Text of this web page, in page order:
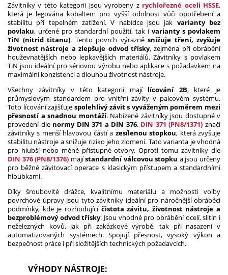
Závitníky v této kategorii jsou vyrobeny z rychlořezné oceli HSSE,
která je legována kobaltem pro vyšší odolnost vůči opotřebení a
stabilitu při tepelném zatížení. V nabídce jsou jak varianty bez
povlaku, určené pro standardní použití, tak i varianty s povlakem
TiN (nitrid titanu). Tento povrch výrazně snižuje tření, zvyšuje
životnost nástroje a zlepšuje odvod třísky, zejména při obrábění
houževnatějších nebo lepkavějších materiálů. Závitníky s povlakem
TiN jsou ideální pro sériovou výrobu nebo aplikace s požadavkem na
maximální konzistenci a dlouhou životnost nástroje.
Všechny závitníky v této kategorii mají lícování 2B, které je
průmyslovým standardem pro vnitřní závity v palcovém systému.
Toto lícování zajišťuje spolehlivý závit s vyváženým poměrem mezi
přesností a snadnou montáží. Nabízené závitníky jsou dostupné v
provedení dle normy DIN 371 a DIN 376. DIN 371 (PN8/1371) značí
závitníky s menší hlavovou částí a zesílenou stopkou, která zvyšuje
stabilitu nástroje a snižuje riziko jeho zlomení. Tato varianta je vhodná
pro hlubší nebo méně přístupné otvory. Oproti tomu závitníky dle
DIN 376 (PN8/1376) majístandardní válcovou stopku a jsou určeny
pro běžné závitovací operace s klasickým přístupem a standardními
hloubkami.
Díky šroubovité drážce, kvalitnímu materiálu a možnosti volby
povrchové úpravy jsou tyto závitníky ideální pro náročnější obráběcí
podmínky, kde je rozhodující čistota závitu, životnost nástroje a
bezproblémový odvod třísky. Jsou vhodné pro obrábění ocelí, slitin i
neželezných kovů, jak při zakázkové výrobě, tak při nasazení v
automatizovaných systémech. Spojují přesnost, vysoký výkon a
bezpečnost práce i při složitějších technických požadavcích.
VÝHODY NÁSTROJE: